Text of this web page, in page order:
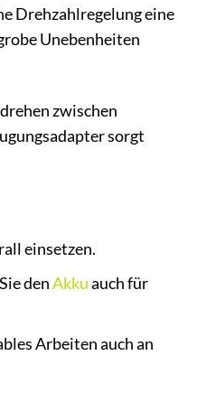
Drehzahlregelung eine
Unebenheiten
zwischen
sorgt
einsetzen.
denAkkuauch für
Arbeiten auch an